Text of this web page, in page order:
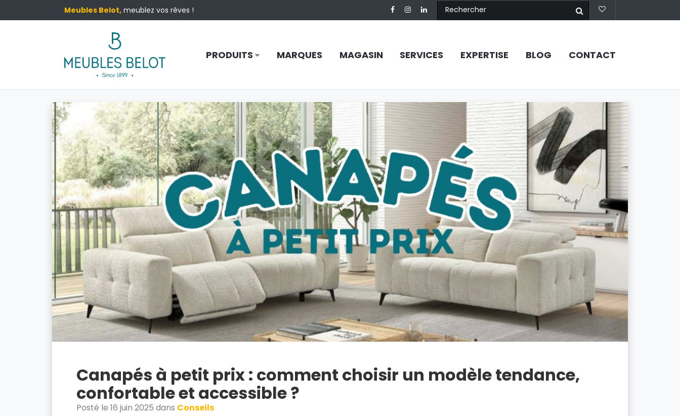
Meubles Belot, meublez vos rêves !
PRODUITS MARQUES MAGASIN SERVICES EXPERTISE BLOG CONTACT
Canapés à petit prix : comment choisir un modèle tendance,
confortable et accessible ?
Posté le 16 juin 2025 dans Conseils